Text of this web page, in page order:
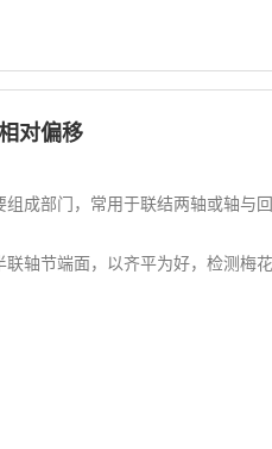
对偏移
成部门，常用于联结两轴或轴与
轴节端面，以齐平为好，检测梅